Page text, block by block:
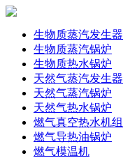
生物质蒸汽发生器
生物质蒸汽锅炉
生物质热水锅炉
天然气蒸汽发生器
天然气蒸汽锅炉
天然气热水锅炉
燃气真空热水机组
燃气导热油锅炉
燃气模温机